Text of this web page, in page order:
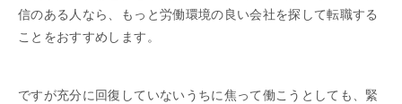
信のある人なら、もっと労働環境の良い会社を探して転職する
ことをおすすめします。
ですが充分に回復していないうちに焦って働こうとしても、緊